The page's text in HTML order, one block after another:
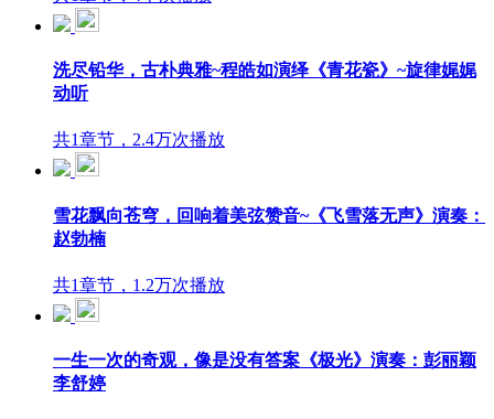
洗尽铅华，古朴典雅~程皓如演绎《青花瓷》~旋律娓娓
动听
共1章节，2.4万次播放
雪花飘向苍穹，回响着美弦赞音~《飞雪落无声》演奏：
赵勃楠
共1章节，1.2万次播放
一生一次的奇观，像是没有答案《极光》演奏：彭丽颖
李舒婷